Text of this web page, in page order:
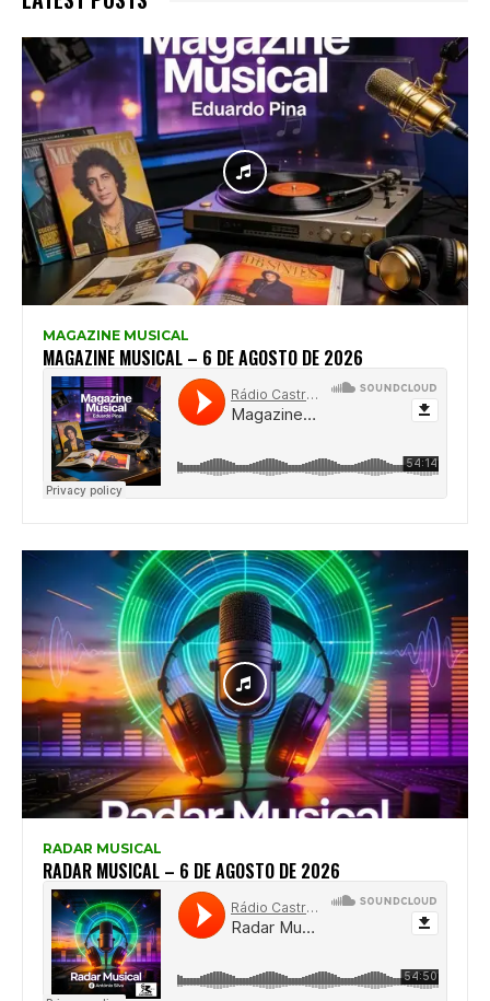
MAGAZINE MUSICAL
MAGAZINE MUSICAL – 6 DE AGOSTO DE 2026
RADAR MUSICAL
RADAR MUSICAL – 6 DE AGOSTO DE 2026